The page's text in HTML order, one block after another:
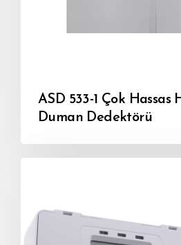
ASD 533-1 Çok Hassas
Duman Dedektörü